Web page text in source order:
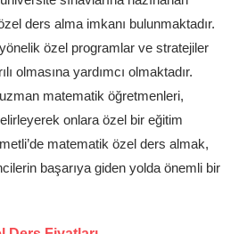
ders alma imkanı bulunmaktadır.
özel programlar ve stratejiler
olmasına yardımcı olmaktadır.
matematik öğretmenleri,
onlara özel bir eğitim
matematik özel ders almak,
başarıya giden yolda önemli bir